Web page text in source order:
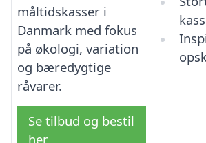
måltidskasser i
Danmark med fokus
på økologi, variation
og bæredygtige
råvarer.
Se tilbud og bestil
her